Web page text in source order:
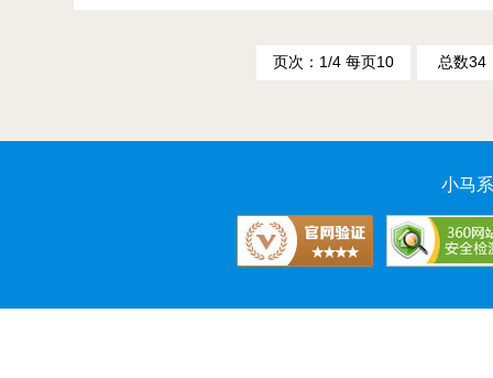
页次：1/4 每页10 总数34
小马